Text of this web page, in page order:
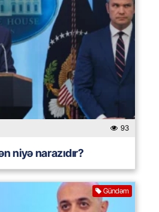
93
niyə narazıdır?
Gündəm